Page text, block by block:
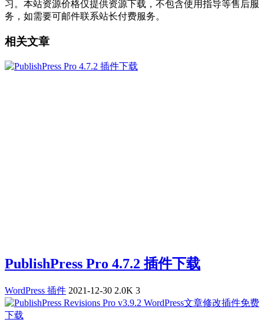
习。本站资源价格仅提供资源下载，不包含使用指导等售后服
务，如需要可邮件联系站长付费服务。
相关文章
PublishPress Pro 4.7.2 插件下载
WordPress 插件 2021-12-30 2.0K 3